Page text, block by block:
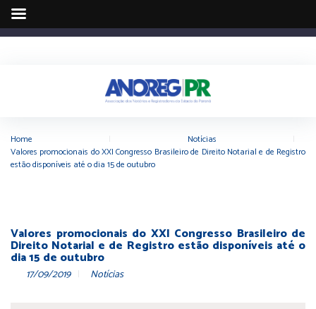
Home Notícias
Valores promocionais do XXI Congresso Brasileiro de Direito Notarial e de Registro
estão disponíveis até o dia 15 de outubro
Valores promocionais do XXI Congresso Brasileiro de
Direito Notarial e de Registro estão disponíveis até o
dia 15 de outubro
17/09/2019 Notícias